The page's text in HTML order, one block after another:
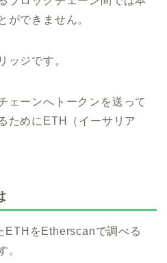
ができません。
ッジです。
ェーンへトークンを送って
ためにETH（イーサリア
ETHをEtherscanで調べる
。